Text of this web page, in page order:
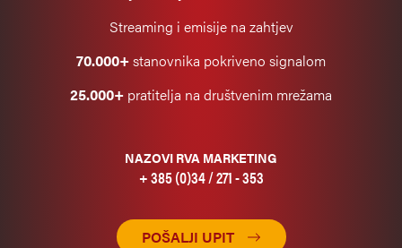
Streaming i emisije na zahtjev
70.000+stanovnika pokriveno signalom
25.000+ pratitelja na društvenim mrežama
NAZOVI RVA MARKETING
+ 385 (0)34 / 271 - 353
POŠALJI UPIT